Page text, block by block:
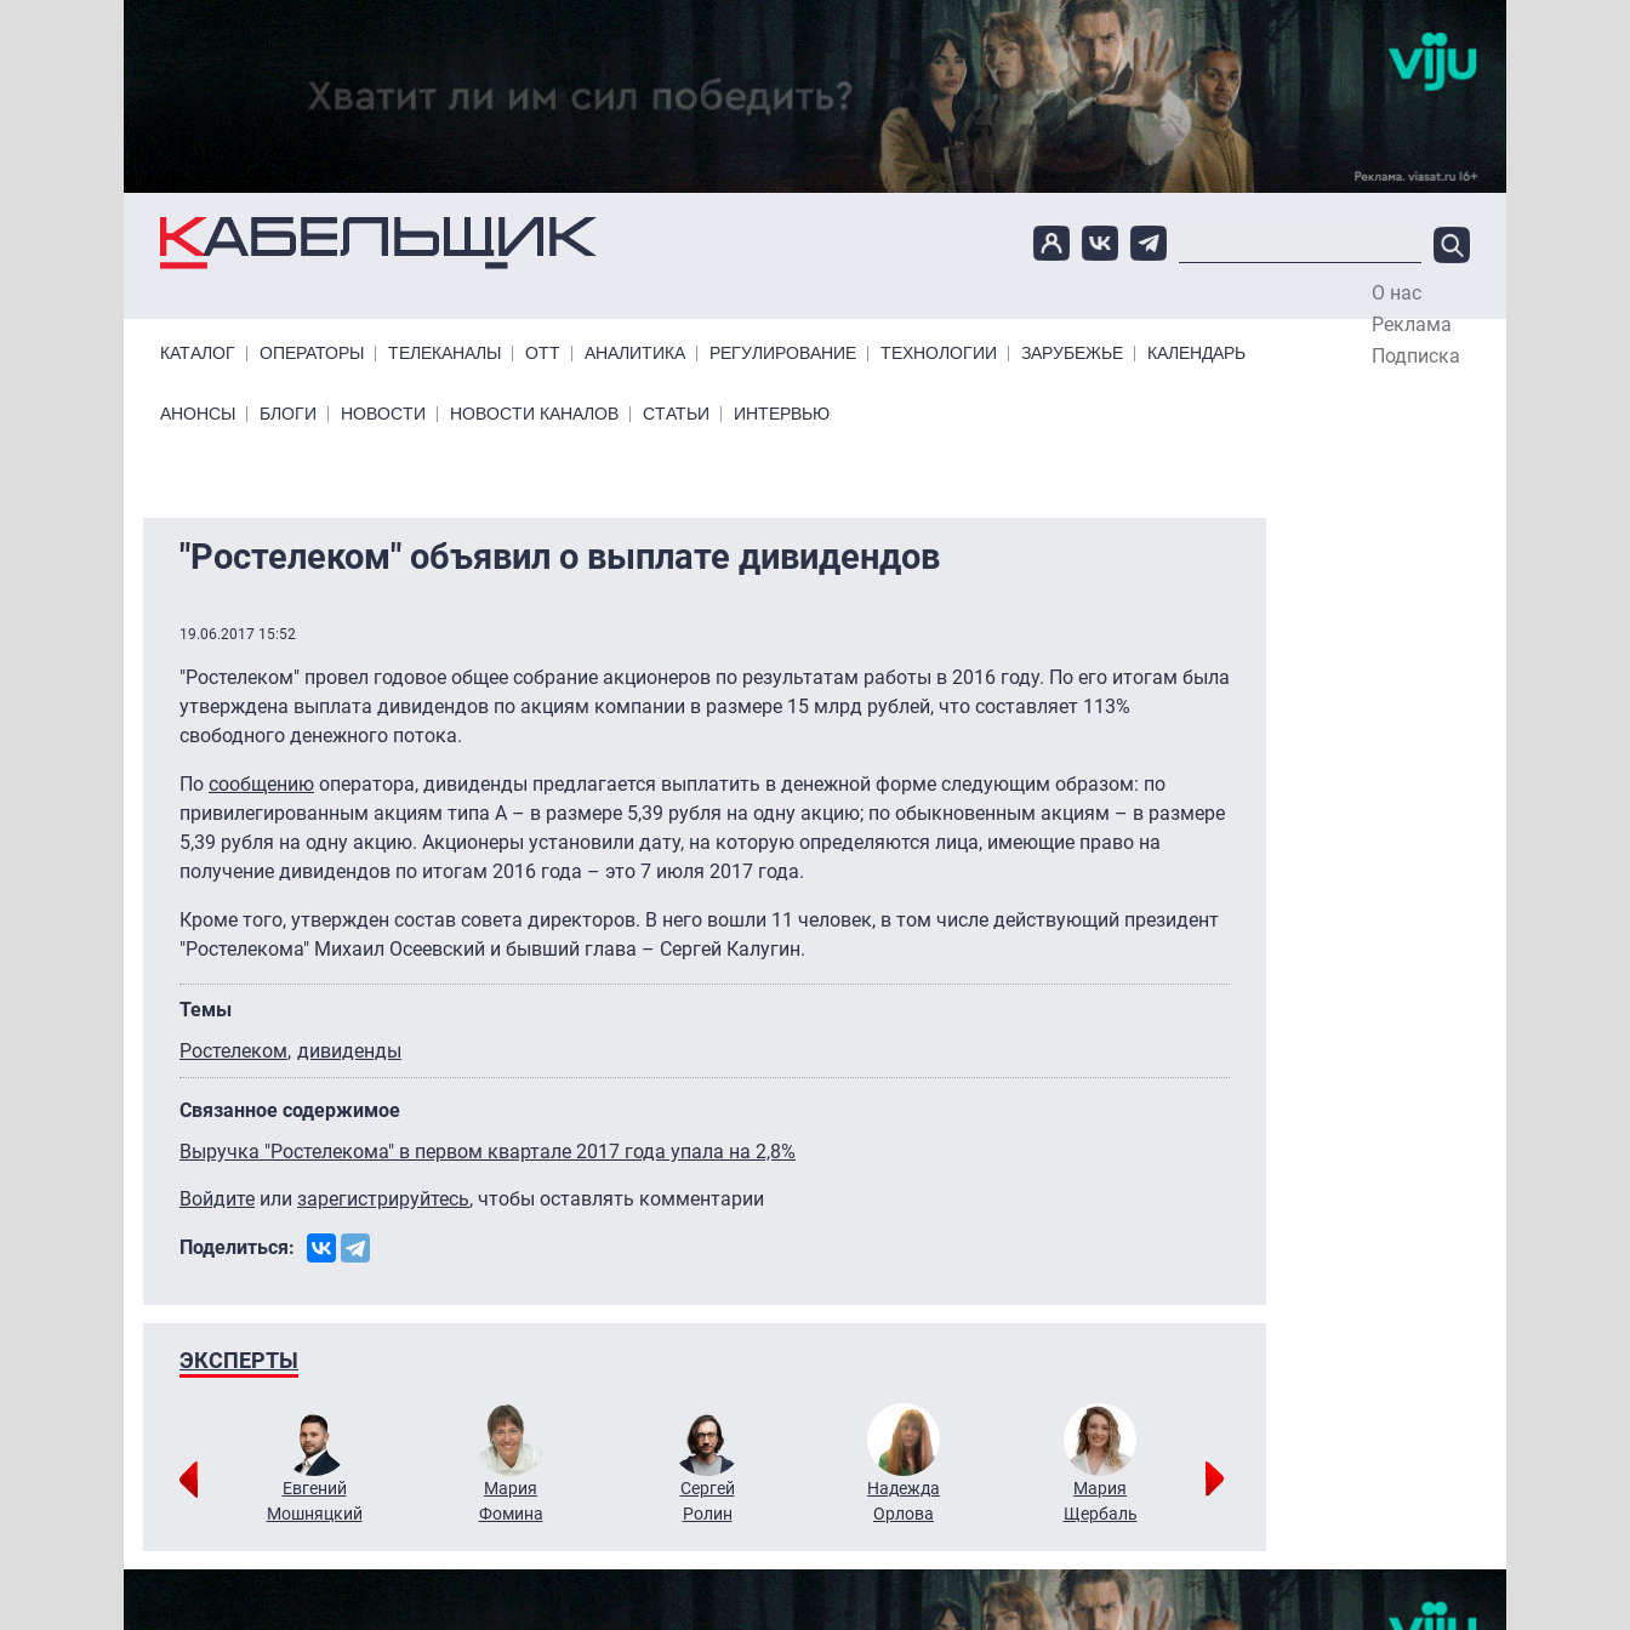
О нас
Реклама
Подписка
КАТАЛОГ ОПЕРАТОРЫ ТЕЛЕКАНАЛЫ ОТТ АНАЛИТИКА РЕГУЛИРОВАНИЕ ТЕХНОЛОГИИ ЗАРУБЕЖЬЕ КАЛЕНДАРЬ
Primary links bottom
АНОНСЫ БЛОГИ НОВОСТИ НОВОСТИ КАНАЛОВ СТАТЬИ ИНТЕРВЬЮ
"Ростелеком" объявил о выплате дивидендов
19.06.2017 15:52
"Ростелеком" провел годовое общее собрание акционеров по результатам работы в 2016 году. По его итогам была
утверждена выплата дивидендов по акциям компании в размере 15 млрд рублей, что составляет 113%
свободного денежного потока.
По сообщению оператора, дивиденды предлагается выплатить в денежной форме следующим образом: по
привилегированным акциям типа А – в размере 5,39 рубля на одну акцию; по обыкновенным акциям – в размере
5,39 рубля на одну акцию. Акционеры установили дату, на которую определяются лица, имеющие право на
получение дивидендов по итогам 2016 года – это 7 июля 2017 года.
Кроме того, утвержден состав совета директоров. В него вошли 11 человек, в том числе действующий президент
"Ростелекома" Михаил Осеевский и бывший глава – Сергей Калугин.
Темы
Ростелеком дивиденды
Связанное содержимое
Выручка "Ростелекома" в первом квартале 2017 года упала на 2,8%
Войдите или зарегистрируйтесь, чтобы оставлять комментарии
Поделиться:
ЭКСПЕРТЫ
Евгений
Мошняцкий
Мария
Фомина
Сергей
Ролин
Надежда
Орлова
Мария
Щербаль